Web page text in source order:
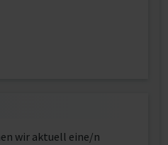
wir aktuell eine/n